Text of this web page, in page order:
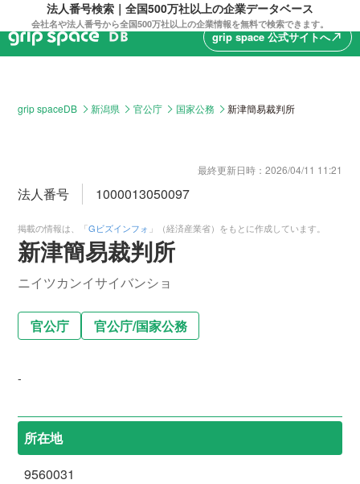
法人番号検索｜全国500万社以上の企業データベース
会社名や法人番号から全国500万社以上の企業情報を無料で検索できます。
grip space 公式サイトへnorth_east
grip spaceDB 新潟県 官公庁 国家公務 新津簡易裁判所
最終更新日時： 2026/04/11 11:21
法人番号 1000013050097
掲載の情報は、「Gビズインフォ 」（経済産業省）をもとに作成しています。
新津簡易裁判所
ニイツカンイサイバンショ
官公庁 官公庁/国家公務
-
所在地
9560031